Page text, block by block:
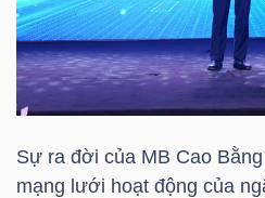
Sự ra đời của MB Cao
mạng lưới hoạt động của
NGUYÊN
VẬT
LIỆU